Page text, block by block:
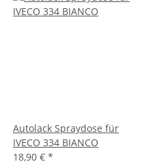
Autolack Spraydose für
IVECO 334 BIANCO
18,90 € *